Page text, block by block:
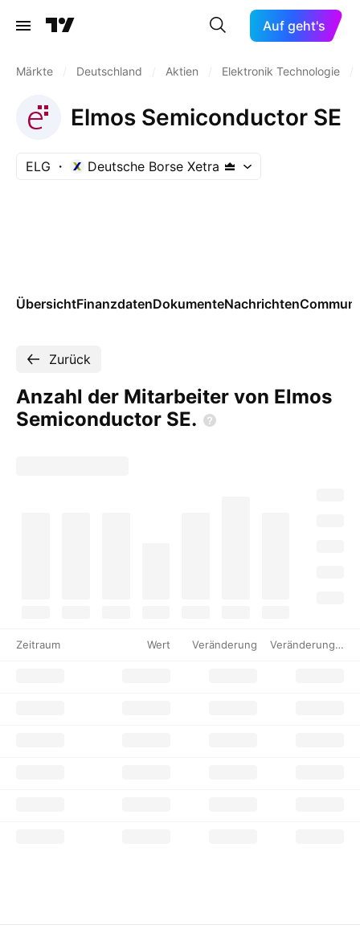
Auf geht's
Märkte Deutschland Aktien Elektronik Technologie
Elmos Semiconductor SE
ELG Deutsche Borse Xetra
ÜbersichtFinanzdatenDokumenteNachrichten
Zurück
Anzahl der Mitarbeiter von Elmos
Semiconductor SE.
Zeitraum Wert Veränderung Veränderung %